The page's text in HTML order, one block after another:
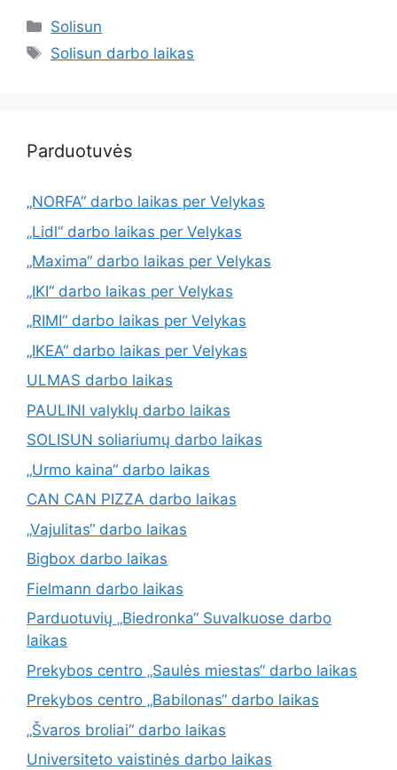
Solisun
Solisun darbo laikas
Parduotuvės
„NORFA“ darbo laikas per Velykas
„Lidl“ darbo laikas per Velykas
„Maxima“ darbo laikas per Velykas
„IKI“ darbo laikas per Velykas
„RIMI“ darbo laikas per Velykas
„IKEA“ darbo laikas per Velykas
ULMAS darbo laikas
PAULINI valyklų darbo laikas
SOLISUN soliariumų darbo laikas
„Urmo kaina“ darbo laikas
CAN CAN PIZZA darbo laikas
„Vajulitas“ darbo laikas
Bigbox darbo laikas
Fielmann darbo laikas
Parduotuvių „Biedronka“ Suvalkuose darbo
laikas
Prekybos centro „Saulės miestas“ darbo laikas
Prekybos centro „Babilonas“ darbo laikas
„Švaros broliai“ darbo laikas
Universiteto vaistinės darbo laikas